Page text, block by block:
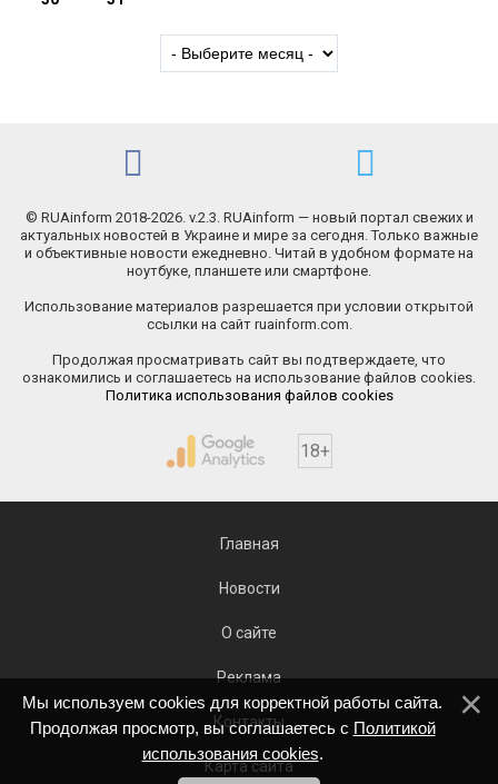
© RUAinform 2018-2026. v.2.3. RUAinform — новый портал свежих и
актуальных новостей в Украине и мире за сегодня. Только важные
и объективные новости ежедневно. Читай в удобном формате на
ноутбуке, планшете или смартфоне.
Использование материалов разрешается при условии открытой
ссылки на сайт ruainform.com.
Продолжая просматривать сайт вы подтверждаете, что
ознакомились и соглашаетесь на использование файлов cookies.
Политика использования файлов cookies
18+
Главная
Новости
О сайте
Реклама
Контакты
Карта сайта
Мы используем cookies для корректной работы сайта.
Продолжая просмотр, вы соглашаетесь с Политикой
использования cookies.